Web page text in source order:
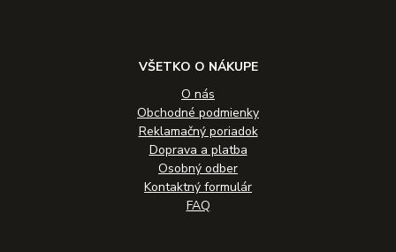
VŠETKO O NÁKUPE
O nás
Obchodné podmienky
Reklamačný poriadok
Doprava a platba
Osobný odber
Kontaktný formulár
FAQ